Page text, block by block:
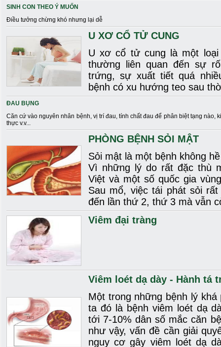
SINH CON THEO Ý MUỐN
Điều tưởng chừng khó nhưng lại dễ
U XƠ CỔ TỬ CUNG
U xơ cổ tử cung là một
thường liên quan đến sự
trứng, sự xuất tiết quá
bệnh có xu hướng teo sau
ĐAU BỤNG
Căn cứ vào nguyên nhân bệnh, vị trí đau, tính chất đau để phân biệt tạng nào,
thực v.v...
PHÒNG BỆNH SỎI MẬT
Sỏi mật là một bệnh không
Vì những lý do rất đặc thù
Việt và một số quốc gia
Sau mổ, việc tái phát sỏi
đến lần thứ 2, thứ 3 mà vẫn
Viêm đại tràng
Viêm loét dạ dày - Hành tá
Một trong những bệnh lý
ta đó là bệnh viêm loét dạ
tới 7-10% dân số mắc căn
như vậy, vấn đề cần giải
nguy cơ gây viêm loét dạ